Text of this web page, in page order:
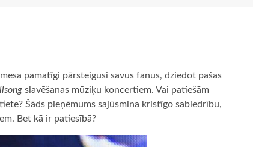
pamatīgi pārsteigusi savus fanus, dziedot pašas
slavēšanas mūziķu koncertiem. Vai patiešām
Šāds pieņēmums sajūsmina kristīgo sabiedrību,
Bet kā ir patiesībā?